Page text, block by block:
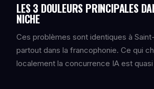
LES 3 DOULEURS PRINCIPALES
NICHE
Ces problèmes sont identiques à
partout dans la francophonie. Ce qui
localement la concurrence IA est quasi